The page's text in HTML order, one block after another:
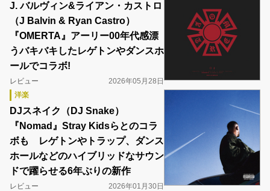
J. バルヴィン&ライアン・カストロ
（J Balvin & Ryan Castro）
『OMERTA』アーリー00年代感漂
うバキバキしたレゲトンやダンスホ
ールでコラボ!
レビュー
2026年05月28日
洋楽
DJスネイク（DJ Snake）
『Nomad』Stray Kidsらとのコラ
ボも レゲトンやトラップ、ダンス
ホールなどのハイブリッドなサウン
ドで躍らせる6年ぶりの新作
レビュー
2026年01月30日